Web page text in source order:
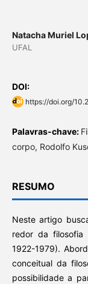
Natacha Muriel
UFAL
DOI:
https://doi.org/
Palavras-chave:
corpo, Rodolfo
RESUMO
Neste artigo
redor da filosofia
1922-1979).
conceitual da
possibilidade a